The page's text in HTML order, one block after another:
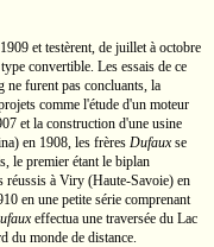
et testèrent, de juillet à octobre
convertible. Les essais de ce
ne furent pas concluants, la
comme l'étude d'un moteur
et la construction d'une usine
en 1908, les frères Dufauxse
le premier étant le biplan
réussis à Viry (Haute-Savoie) en
en une petite série comprenant
effectua une traversée du Lac
du monde de distance.